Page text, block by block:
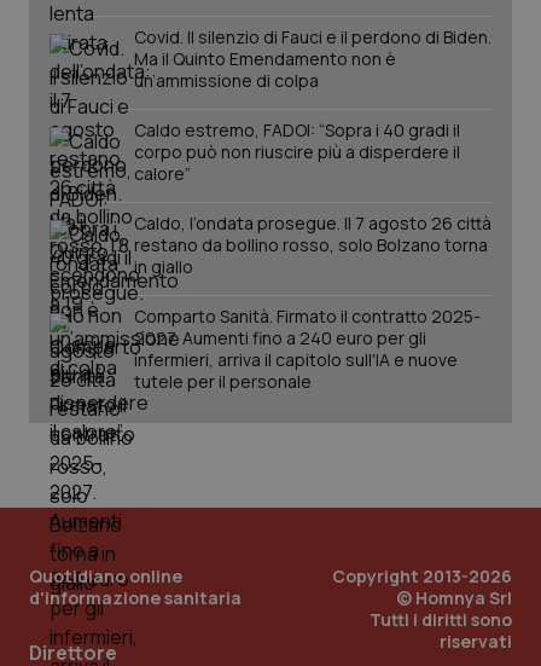
Quotidiano Pediatria
Rene & patologie urogenitali
Salute orale & impianti
Sangue & coagulazione
Tiroide
Tumore al seno
Tumore ovarico
Tumori del Polmone & Testa Collo
Tumori gastrointestinali
Ulcera & Reflusso
Vaccini
Covid. Il silenzio di Fauci e il perdono di Biden.
Ma il Quinto Emendamento non è
un’ammissione di colpa
Caldo estremo, FADOI: “Sopra i 40 gradi il
corpo può non riuscire più a disperdere il
calore”
Caldo, l’ondata prosegue. Il 7 agosto 26 città
restano da bollino rosso, solo Bolzano torna
in giallo
Comparto Sanità. Firmato il contratto 2025-
2027. Aumenti fino a 240 euro per gli
infermieri, arriva il capitolo sull'IA e nuove
tutele per il personale
Quotidiano online
d'informazione sanitaria
Direttore
Copyright 2013-2026
© Homnya Srl
Tutti i diritti sono
riservati
CookieScriptConsent
tracking-sites-ironfish-
tracking-enable
www.quotidianosanita.it
2